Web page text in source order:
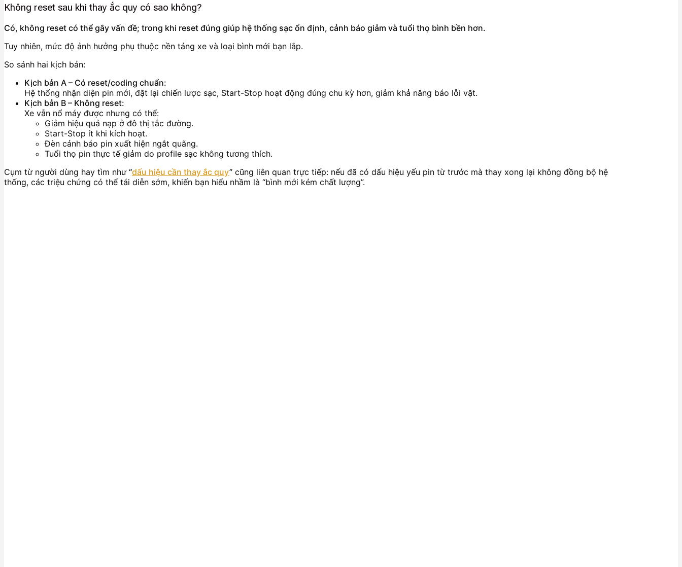
Không reset sau khi thay ắc quy có sao không?
Có, không reset có thể gây vấn đề; trong khi reset đúng giúp hệ thống sạc ổn định, cảnh báo giảm và tuổi thọ bình bền hơn.
Tuy nhiên, mức độ ảnh hưởng phụ thuộc nền tảng xe và loại bình mới bạn lắp.
So sánh hai kịch bản:
Kịch bản A – Có reset/coding chuẩn:
Hệ thống nhận diện pin mới, đặt lại chiến lược sạc, Start-Stop hoạt động đúng chu kỳ hơn, giảm khả năng báo lỗi vặt.
Kịch bản B – Không reset:
Xe vẫn nổ máy được nhưng có thể:
Giảm hiệu quả nạp ở đô thị tắc đường.
Start-Stop ít khi kích hoạt.
Đèn cảnh báo pin xuất hiện ngắt quãng.
Tuổi thọ pin thực tế giảm do profile sạc không tương thích.
Cụm từ người dùng hay tìm như “dấu hiệu cần thay ắc quy” cũng liên quan trực tiếp: nếu đã có dấu hiệu yếu pin từ trước mà thay xong lại không đồng bộ hệ
thống, các triệu chứng có thể tái diễn sớm, khiến bạn hiểu nhầm là “bình mới kém chất lượng”.